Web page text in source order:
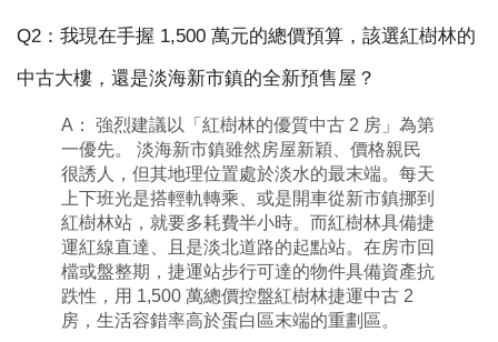
Q2：我現在手握 1,500 萬元的總價預算，該選紅樹林的
中古大樓，還是淡海新市鎮的全新預售屋？
A： 強烈建議以「紅樹林的優質中古 2 房」為第
一優先。 淡海新市鎮雖然房屋新穎、價格親民
很誘人，但其地理位置處於淡水的最末端。每天
上下班光是搭輕軌轉乘、或是開車從新市鎮挪到
紅樹林站，就要多耗費半小時。而紅樹林具備捷
運紅線直達、且是淡北道路的起點站。在房市回
檔或盤整期，捷運站步行可達的物件具備資產抗
跌性，用 1,500 萬總價控盤紅樹林捷運中古 2
房，生活容錯率高於蛋白區末端的重劃區。